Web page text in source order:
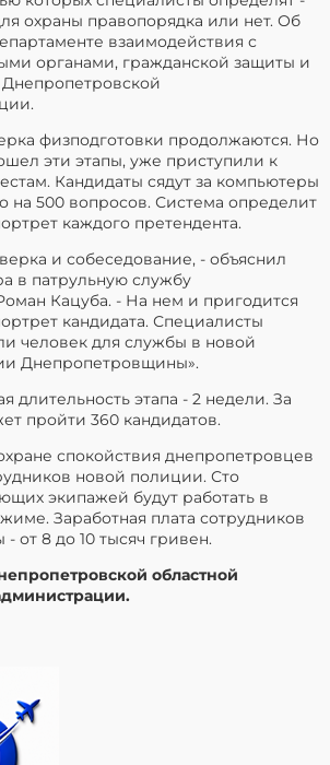
охраны правопорядка или нет. Об
взаимодействия с
органами, гражданской защиты и
физподготовки продолжаются. Но
эти этапы, уже приступили к
Кандидаты сядут за компьютеры
на 500 вопросов. Система определит
каждого претендента.
и собеседование, - объяснил
в патрульную службу
Кацуба. - На нем и пригодится
кандидата. Специалисты
человек для службы в новой
Днепропетровщины».
длительность этапа - 2 недели. За
пройти 360 кандидатов.
спокойствия днепропетровцев
новой полиции. Сто
экипажей будут работать в
Заработная плата сотрудников
от 8 до 10 тысяч гривен.
областной